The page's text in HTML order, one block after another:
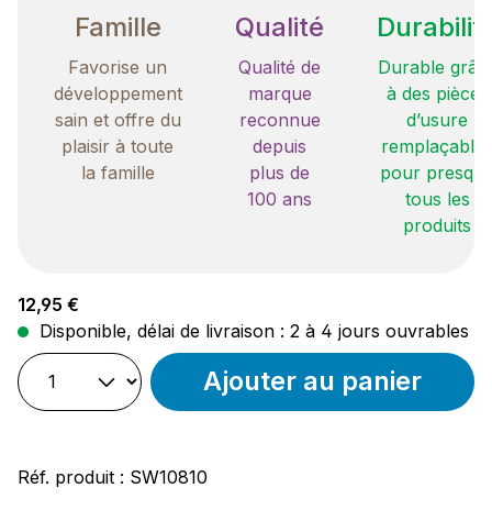
Famille
Favorise un
développement
sain et offre du
plaisir à toute
la famille
Qualité
Qualité de
marque
reconnue
depuis
plus de
100 ans
Durable
à des pièces
d’usure
remplaçables
pour
tous les
produits
Prix régulier :
12,95 €
Disponible, délai de livraison : 2 à 4 jours ouvrables
Ajouter au panier
Réf. produit : SW10810